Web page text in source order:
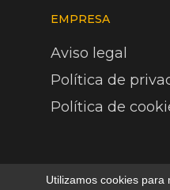
EMPRESA
Aviso legal
Política de
Política de
Utilizamos cookies